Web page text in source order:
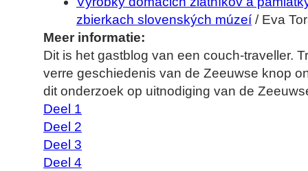
zbierkach slovenských múzeí / Eva
Meer informatie:
Dit is het gastblog van een couch-traveller.
verre geschiedenis van de Zeeuwse knop
dit onderzoek op uitnodiging van de
Deel 1
Deel 2
Deel 3
Deel 4